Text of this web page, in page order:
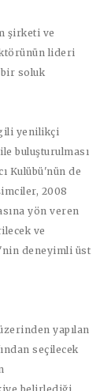
şirketi ve
lideri
soluk
yenilikçi
buluşturulması
Kulübü'nün de
2008
yön veren
ve
deneyimli üst
yapılan
seçilecek